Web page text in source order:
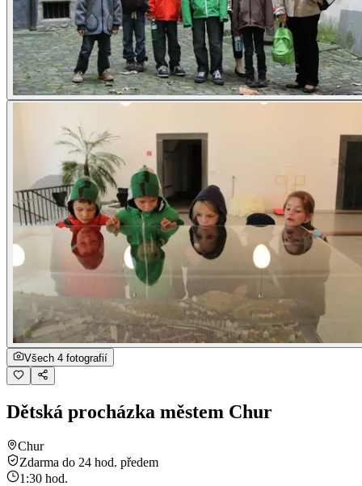
Všech 4 fotografií
Dětská procházka městem Chur
Chur
Zdarma do 24 hod. předem
1:30 hod.